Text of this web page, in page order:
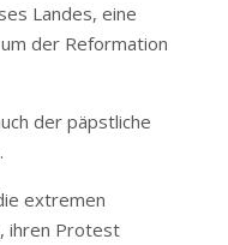
Landes, eine
der Reformation
der päpstliche
extremen
ihren Protest